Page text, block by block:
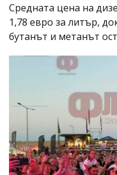
Средната цена на
1,78 евро за литър,
бутанът и метанът